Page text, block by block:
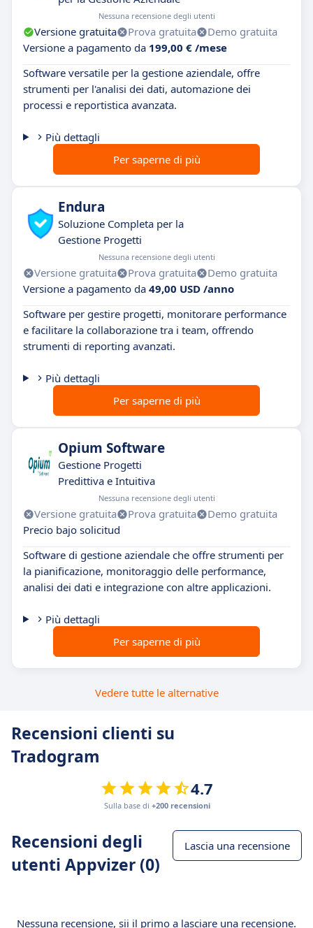
Nessuna recensione degli utenti
Versione gratuita Prova gratuita
Demo gratuita
Versione a pagamento da 199,00 € /mese
Software versatile per la gestione aziendale, offre
strumenti per l'analisi dei dati, automazione dei
processi e reportistica avanzata.
Più dettagli
Per saperne di più
Endura
Soluzione Completa per la
Gestione Progetti
Nessuna recensione degli utenti
Versione gratuita Prova gratuita
Demo gratuita
Versione a pagamento da 49,00 USD /anno
Software per gestire progetti, monitorare performance
e facilitare la collaborazione tra i team, offrendo
strumenti di reporting avanzati.
Più dettagli
Per saperne di più
Opium Software
Gestione Progetti
Predittiva e Intuitiva
Nessuna recensione degli utenti
Versione gratuita Prova gratuita
Demo gratuita
Precio bajo solicitud
Software di gestione aziendale che offre strumenti per
la pianificazione, monitoraggio delle performance,
analisi dei dati e integrazione con altre applicazioni.
Più dettagli
Per saperne di più
Vedere tutte le alternative
Recensioni clienti su
Tradogram
4.7
Sulla base di +200 recensioni
Recensioni degli
utenti Appvizer (0)
Lascia una recensione
Nessuna recensione, sii il primo a lasciare una recensione.